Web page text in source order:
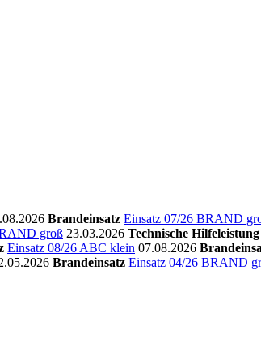
Brandeinsatz Einsatz 07/26 BRAND
groß 23.03.2026 Technische Hilfeleistung
Einsatz 08/26 ABC klein 07.08.2026
Brandeinsatz Einsatz 04/26 BRAND